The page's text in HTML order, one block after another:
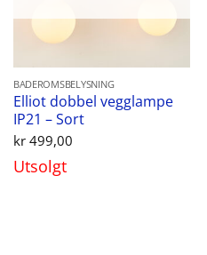
BADEROMSBELYSNING
Elliot dobbel vegglampe
IP21 – Sort
kr499,00
Utsolgt